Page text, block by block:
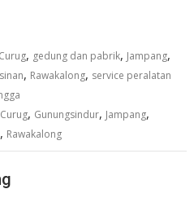
Curug, gedung dan pabrik, Jampang,
, Rawakalong, service peralatan
Curug, Gunungsindur, Jampang,
, Rawakalong